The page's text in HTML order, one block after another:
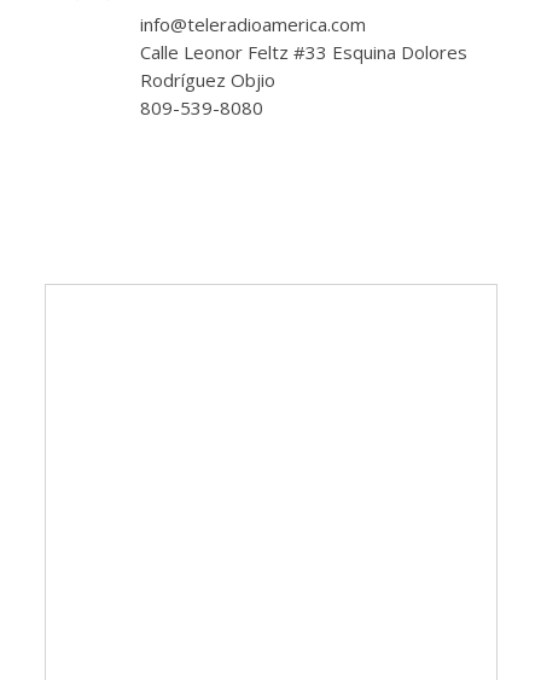
info@teleradioamerica.com
Calle Leonor Feltz #33 Esquina Dolores
Rodríguez Objio
809-539-8080